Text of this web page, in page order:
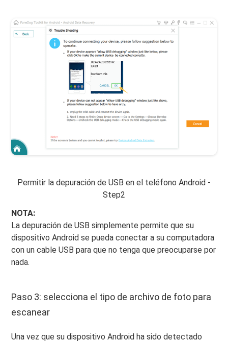
Permitir la depuración de USB en el teléfono Android -
Step2
NOTA:
La depuración de USB simplemente permite que su
dispositivo Android se pueda conectar a su computadora
con un cable USB para que no tenga que preocuparse por
nada.
Paso 3: selecciona el tipo de archivo de foto para
escanear
Una vez que su dispositivo Android ha sido detectado